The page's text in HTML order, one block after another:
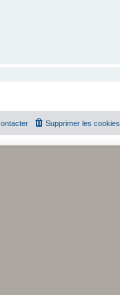
Supprimer les cookies